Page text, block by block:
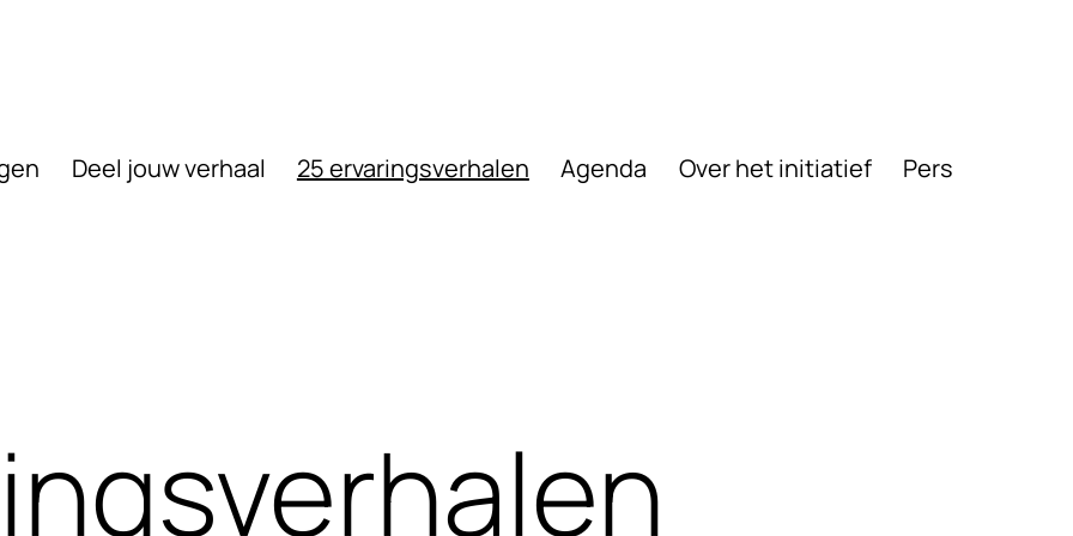
Deel jouw verhaal 25 ervaringsverhalen Agenda Over het initiatief Pers